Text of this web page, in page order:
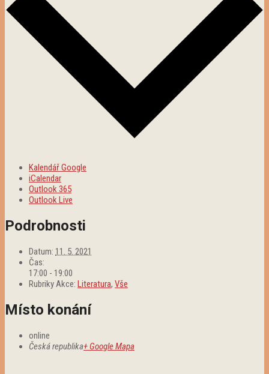
Kalendář Google
iCalendar
Outlook 365
Outlook Live
Podrobnosti
Datum: 11. 5. 2021
Čas:
17:00 - 19:00
Rubriky Akce: Literatura, Vše
Místo konání
online
Česká republika+ Google Mapa